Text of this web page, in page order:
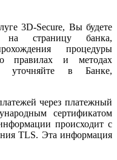
3D-Secure, Вы будете
на страницу банка,
процедуры
правилах и методах
уточняйте в Банке,
через платежный
сертификатом
происходит с
TLS. Эта информация